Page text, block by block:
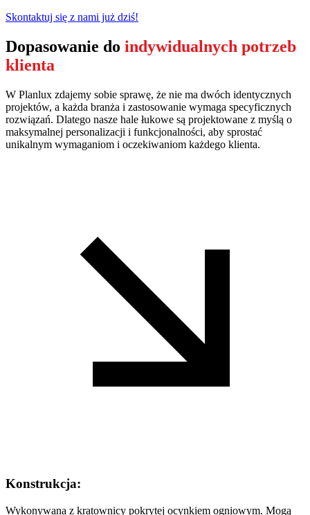
Skontaktuj się z nami już dziś!
Dopasowanie do indywidualnych potrzeb
klienta
W Planlux zdajemy sobie sprawę, że nie ma dwóch identycznych
projektów, a każda branża i zastosowanie wymaga specyficznych
rozwiązań. Dlatego nasze hale łukowe są projektowane z myślą o
maksymalnej personalizacji i funkcjonalności, aby sprostać
unikalnym wymaganiom i oczekiwaniom każdego klienta.
Konstrukcja:
Wykonywana z kratownicy pokrytej ocynkiem ogniowym. Mogą